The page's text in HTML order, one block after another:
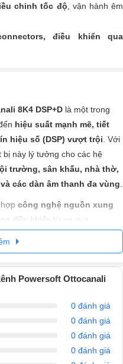
chỉnh tốc độ , vận hành êm
điều khiển qua
8K4 DSP+D là một trong
hiệu suất mạnh mẽ, tiết
hiệu số (DSP) vượt trội. Với
bị này lý tưởng cho các hệ
trường, sân khấu, nhà thờ,
các dàn âm thanh đa vùng.
công nghệ nguồn xung
điều khiển từ xa qua
hảo.
Supply) – Ổn Định,
(Universal Switch Mode
Powersoft Ottocanali
0 đánh giá
0 đánh giá
0 đánh giá
0 đánh giá